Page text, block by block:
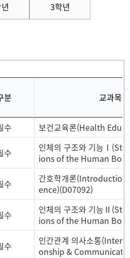
3학년
분 교과목
수 보건교육론(Health
수
인체의 구조와 기능
ions of the Human
수
간호학개론
ence)(D07092)
수
인체의 구조와 기능
ions of the Human
수
인간관계 의사소통
onship &